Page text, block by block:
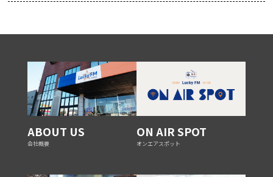
ABOUT US
会社概要
ON AIR SPOT
オンエアスポット